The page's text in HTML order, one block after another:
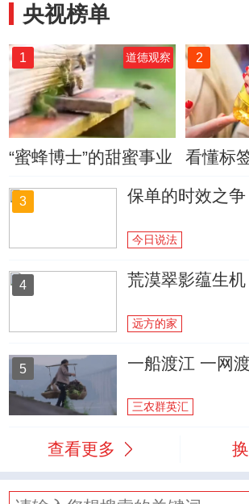
央视榜单
1 道德观察
“蜜蜂博士”的甜蜜事业
2
看懂标
3 保单的时效之争
今日说法
4 荒漠翠影蕴生机
远方的家
5 一船渡江 一网
三农群英汇
查看更多